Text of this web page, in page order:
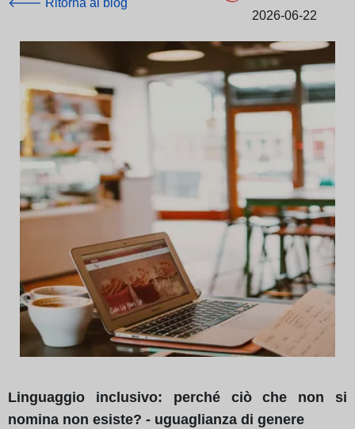
🡐 Ritorna al blog
2026-06-22
Linguaggio inclusivo: perché ciò che non si
nomina non esiste? - uguaglianza di genere